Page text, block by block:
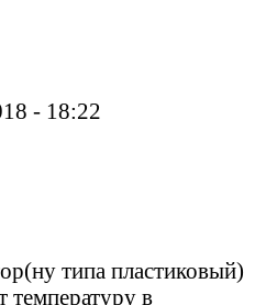
- 18:22
типа пластиковый)
температуру в